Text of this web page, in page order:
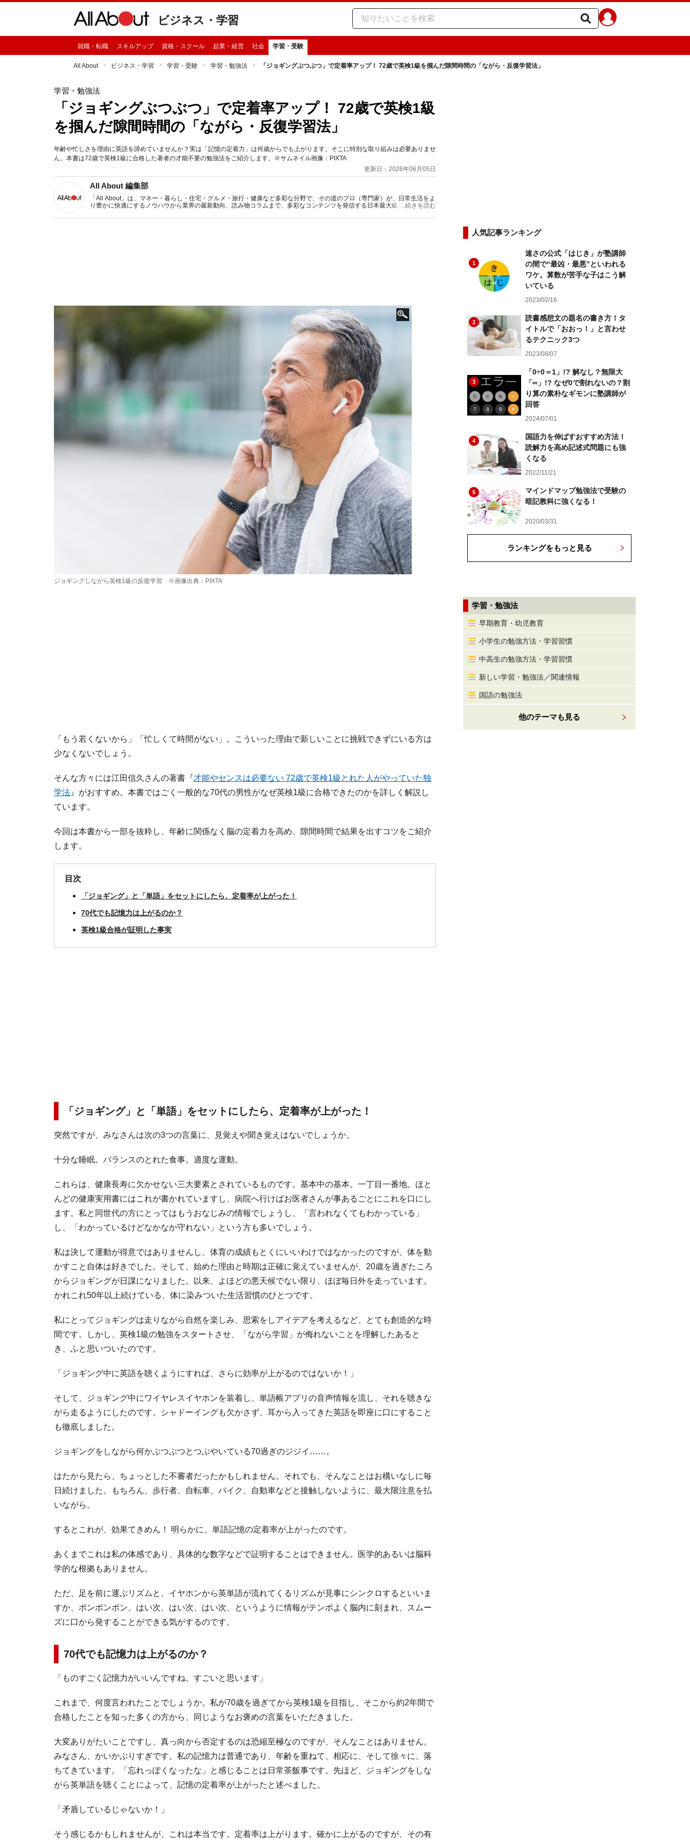
ビジネス・学習
就職・転職 スキルアップ 資格・スクール 起業・経営 社会 学習・受験
All About ビジネス・学習 学習・受験 学習・勉強法 「ジョギングぶつぶつ」で定着率アップ！ 72歳で英検1級を掴んだ隙間時間の「ながら・反復学習法」
学習・勉強法
「ジョギングぶつぶつ」で定着率アップ！ 72歳で英検1級
を掴んだ隙間時間の「ながら・反復学習法」
年齢や忙しさを理由に英語を諦めていませんか？実は「記憶の定着力」は何歳からでも上がります。そこに特別な取り組みは必要ありませ
ん。本書は72歳で英検1級に合格した著者の才能不要の勉強法をご紹介します。※サムネイル画像：PIXTA
更新日：2026年06月05日
All About 編集部
「All About」は、マネー・暮らし・住宅・グルメ・旅行・健康など多彩な分野で、その道のプロ（専門家）が、日常生活をよ
り豊かに快適にするノウハウから業界の最新動向、読み物コラムまで、多彩なコンテンツを発信する日本最大級の総合情報サ
...続きを読む
ジョギングしながら英検1級の反復学習 ※画像出典：PIXTA
「もう若くないから」「忙しくて時間がない」。こういった理由で新しいことに挑戦できずにいる方は
少なくないでしょう。
そんな方々には江田信久さんの著書『才能やセンスは必要ない 72歳で英検1級とれた人がやっていた独
学法 』がおすすめ。本書ではごく一般的な70代の男性がなぜ英検1級に合格できたのかを詳しく解説し
ています。
今回は本書から一部を抜粋し、年齢に関係なく脳の定着力を高め、隙間時間で結果を出すコツをご紹介
します。
目次
「ジョギング」と「単語」をセットにしたら、定着率が上がった！
70代でも記憶力は上がるのか？
英検1級合格が証明した事実
「ジョギング」と「単語」をセットにしたら、定着率が上がった！
突然ですが、みなさんは次の3つの言葉に、見覚えや聞き覚えはないでしょうか。
十分な睡眠。バランスのとれた食事。適度な運動。
これらは、健康長寿に欠かせない三大要素とされているものです。基本中の基本。一丁目一番地。ほと
んどの健康実用書にはこれが書かれていますし、病院へ行けばお医者さんが事あるごとにこれを口にし
ます。私と同世代の方にとってはもうおなじみの情報でしょうし、「言われなくてもわかっている」
し、「わかっているけどなかなか守れない」という方も多いでしょう。
私は決して運動が得意ではありませんし、体育の成績もとくにいいわけではなかったのですが、体を動
かすこと自体は好きでした。そして、始めた理由と時期は正確に覚えていませんが、20歳を過ぎたころ
からジョギングが日課になりました。以来、よほどの悪天候でない限り、ほぼ毎日外を走っています。
かれこれ50年以上続けている、体に染みついた生活習慣のひとつです。
私にとってジョギングは走りながら自然を楽しみ、思索をしアイデアを考えるなど、とても創造的な時
間です。しかし、英検1級の勉強をスタートさせ、「ながら学習」が侮れないことを理解したあると
き、ふと思いついたのです。
「ジョギング中に英語を聴くようにすれば、さらに効率が上がるのではないか！」
そして、ジョギング中にワイヤレスイヤホンを装着し、単語帳アプリの音声情報を流し、それを聴きな
がら走るようにしたのです。シャドーイングも欠かさず、耳から入ってきた英語を即座に口にすること
も徹底しました。
ジョギングをしながら何かぶつぶつとつぶやいている70過ぎのジジイ……。
はたから見たら、ちょっとした不審者だったかもしれません。それでも、そんなことはお構いなしに毎
日続けました。もちろん、歩行者、自転車、バイク、自動車などと接触しないように、最大限注意を払
いながら。
するとこれが、効果てきめん！ 明らかに、単語記憶の定着率が上がったのです。
あくまでこれは私の体感であり、具体的な数字などで証明することはできません。医学的あるいは脳科
学的な根拠もありません。
ただ、足を前に運ぶリズムと、イヤホンから英単語が流れてくるリズムが見事にシンクロするといいま
すか、ポンポンポン、はい次、はい次、はい次、というように情報がテンポよく脳内に刻まれ、スムー
ズに口から発することができる気がするのです。
70代でも記憶力は上がるのか？
「ものすごく記憶力がいいんですね。すごいと思います」
これまで、何度言われたことでしょうか。私が70歳を過ぎてから英検1級を目指し、そこから約2年間で
合格したことを知った多くの方から、同じようなお褒めの言葉をいただきました。
大変ありがたいことですし、真っ向から否定するのは恐縮至極なのですが、そんなことはありません。
みなさん、かいかぶりすぎです。私の記憶力は普通であり、年齢を重ねて、相応に、そして徐々に、落
ちてきています。「忘れっぽくなったな」と感じることは日常茶飯事です。先ほど、ジョギングをしな
がら英単語を聴くことによって、記憶の定着率が上がったと述べました。
「矛盾しているじゃないか！」
そう感じるかもしれませんが、これは本当です。定着率は上がります。確かに上がるのですが、その有
人気記事ランキング
1
速さの公式「はじき」が塾講師
の間で“最凶・最悪”といわれる
ワケ。算数が苦手な子はこう解
いている
2023/02/16
2
読書感想文の題名の書き方！タ
イトルで「おおっ！」と言わせ
るテクニック3つ
2023/08/07
3
「0÷0＝1」!? 解なし？無限大
「∞」!? なぜ0で割れないの？割
り算の素朴なギモンに塾講師が
回答
2024/07/01
4
国語力を伸ばすおすすめ方法！
読解力を高め記述式問題にも強
くなる
2022/11/21
5
マインドマップ勉強法で受験の
暗記教科に強くなる！
2020/03/31
ランキングをもっと見る
学習・勉強法
早期教育・幼児教育
小学生の勉強方法・学習習慣
中高生の勉強方法・学習習慣
新しい学習・勉強法／関連情報
国語の勉強法
他のテーマも見る